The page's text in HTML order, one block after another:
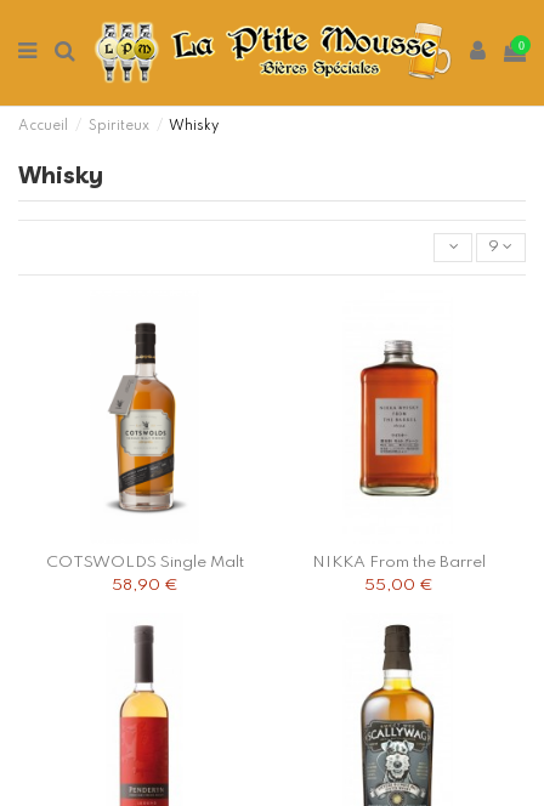
0
Accueil Spiriteux Whisky
Whisky
9
COTSWOLDS Single Malt
58,90 €
NIKKA From the Barrel
55,00 €